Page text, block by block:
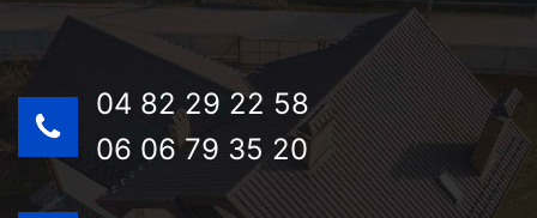
04 82 29 22 58
06 06 79 35 20